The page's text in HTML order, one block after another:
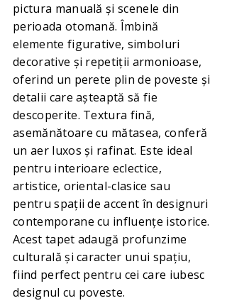
pictura manuală și scenele din
perioada otomană. Îmbină
elemente figurative, simboluri
decorative și repetiții armonioase,
oferind un perete plin de poveste și
detalii care așteaptă să fie
descoperite. Textura fină,
asemănătoare cu mătasea, conferă
un aer luxos și rafinat. Este ideal
pentru interioare eclectice,
artistice, oriental-clasice sau
pentru spații de accent în designuri
contemporane cu influențe istorice.
Acest tapet adaugă profunzime
culturală și caracter unui spațiu,
fiind perfect pentru cei care iubesc
designul cu poveste.